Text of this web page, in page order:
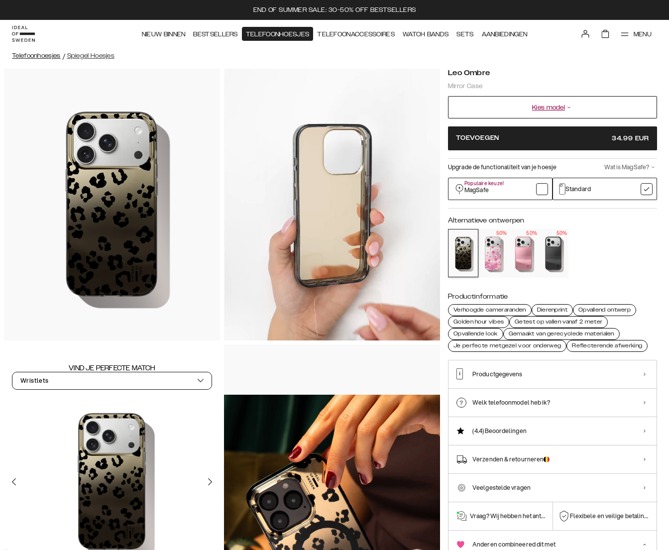
END OF SUMMER SALE: 30-50% OFF BESTSELLERS
NIEUW BINNEN BESTSELLERS TELEFOONHOESJES TELEFOONACCESSOIRES WATCH BANDS SETS AANBIEDINGEN MENU
Telefoonhoesjes / Spiegel Hoesjes
VIND JE PERFECTE MATCH
Wristlets
Leo Ombre
Mirror Case
Kies model
TOEVOEGEN 34.99 EUR
Upgrade de functionaliteit van je hoesje Wat is MagSafe?
Populaire keuze!
MagSafe Standard
Alternatieve ontwerpen
50% 50% 50%
Productinformatie
Verhoogde cameraranden Dierenprint
Opvallend ontwerp
Golden hour vibes
Getest op vallen vanaf 2 meter
Opvallende look
Gemaakt van gerecyclede materialen
Je perfecte metgezel voor onderweg
Reflecterende afwerking
Productgegevens
Welk telefoonmodel heb ik?
(4.4)Beoordelingen
Verzenden & retourneren
Veelgestelde vragen
Vraag? Wij hebben het antwoord! Flexibele en veilige betalingen
Anderen combineered dit met